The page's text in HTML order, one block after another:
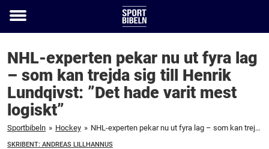
Toggle
NHL-experten pekar nu ut fyra lag
– som kan trejda sig till Henrik
Lundqivst: ”Det hade varit mest
logiskt”
Sportbibeln » Hockey » NHL-experten pekar nu ut fyra lag – som kan trejda sig till Henrik Lundqivst: ”Det hade varit mest logiskt”
SKRIBENT: ANDREAS LILLHANNUS